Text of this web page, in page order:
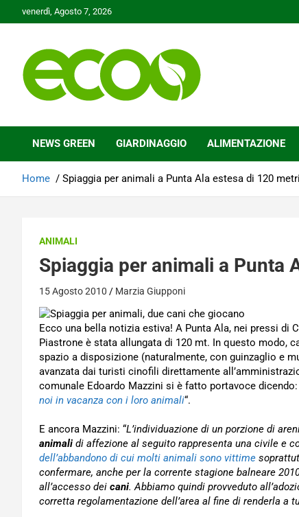
to
venerdì, Agosto 7, 2026
Ecoo.it
NEWS GREEN GIARDINAGGIO ALIMENTAZIONE
Home Spiaggia per animali a Punta Ala estesa di 120 metri
ANIMALI
Spiaggia per animali a Punta
15 Agosto 2010 Marzia Giupponi
Ecco una bella notizia estiva! A Punta Ala, nei pressi di
Piastrone è stata allungata di 120 mt. In questo modo,
spazio a disposizione (naturalmente, con guinzaglio e
avanzata dai turisti cinofili direttamente
comunale Edoardo Mazzini si è fatto portavoce dicendo:
noi in vacanza con i loro animali“.
E ancora Mazzini: “L’individuazione di un porzione di
animali di affezione al seguito rappresenta una civile e
dell’abbandono di cui molti animali sono vittime
confermare, anche per la corrente stagione balneare
all’accesso dei cani. Abbiamo quindi provveduto
corretta regolamentazione dell’area al fine di renderla a